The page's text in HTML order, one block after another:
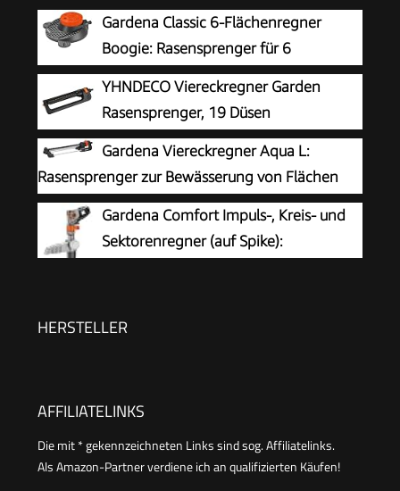
Gardena Classic 6-Flächenregner
Boogie: Rasensprenger für 6
Verschiedene Flächenformen (Kreis, Halbkreis,
Quadrat, Rechteck, Ellipse, Punktstrahl), einfache
Bedienung, sicherer Stand (2073-20)
YHNDECO Viereckregner Garden
Rasensprenger, 19 Düsen
Rasensprenger Garden zur
Bewässerung von Flächen von 110-250 m²,
Comfort Rasensprinkler Metall Rasen Sprenger
mit integrierter Metallfilter
Gardena Viereckregner Aqua L:
Rasensprenger zur Bewässerung von Flächen
von 120-280 m², Reichweite 8-16 m,
Sprengweite max. 16 m, integrierter Metallfilter
(18704-20)
Gardena Comfort Impuls-, Kreis- und
Sektorenregner (auf Spike):
stufenlose Reichweiteneinstellung bis 12,5 m
HERSTELLER
AFFILIATELINKS
Die mit * gekennzeichneten Links sind sog. Affiliatelinks.
Als Amazon-Partner verdiene ich an qualifizierten Käufen!